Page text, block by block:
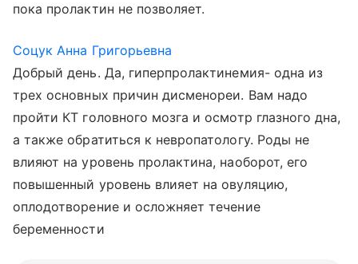
пока пролактин не позволяет.
Соцук Анна Григорьевна
Добрый день. Да, гиперпролактинемия- одна из
трех основных причин дисменореи. Вам надо
пройти КТ головного мозга и осмотр глазного дна,
а также обратиться к невропатологу. Роды не
влияют на уровень пролактина, наоборот, его
повышенный уровень влияет на овуляцию,
оплодотворение и осложняет течение
беременности